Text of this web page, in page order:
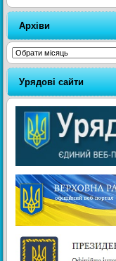
Архіви
Архіви
Урядові сайти